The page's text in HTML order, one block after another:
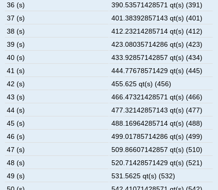
36 (s)
390.53571428571 qt(s) (391)
37 (s)
401.38392857143 qt(s) (401)
38 (s)
412.23214285714 qt(s) (412)
39 (s)
423.08035714286 qt(s) (423)
40 (s)
433.92857142857 qt(s) (434)
41 (s)
444.77678571429 qt(s) (445)
42 (s)
455.625 qt(s) (456)
43 (s)
466.47321428571 qt(s) (466)
44 (s)
477.32142857143 qt(s) (477)
45 (s)
488.16964285714 qt(s) (488)
46 (s)
499.01785714286 qt(s) (499)
47 (s)
509.86607142857 qt(s) (510)
48 (s)
520.71428571429 qt(s) (521)
49 (s)
531.5625 qt(s) (532)